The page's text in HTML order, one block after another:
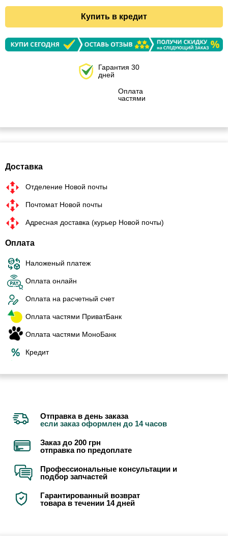
Купить в кредит
Гарантия 30
дней
Оплата
частями
Доставка
Отделение Новой почты
Почтомат Новой почты
Адресная доставка (курьер Новой почты)
Оплата
Наложеный платеж
Оплата онлайн
Оплата на расчетный счет
Оплата частями ПриватБанк
Оплата частями МоноБанк
Кредит
Отправка в день заказа
если заказ оформлен до 14 часов
Заказ до 200 грн
отправка по предоплате
Профессиональные консультации и
подбор запчастей
Гарантированный возврат
товара в течении 14 дней